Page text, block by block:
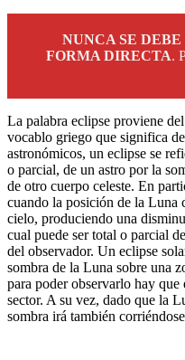
NUNCA SE
FORMA DIRECTA.
La palabra eclipse proviene
vocablo griego que significa
astronómicos, un eclipse se
o parcial, de un astro por la
de otro cuerpo celeste. En
cuando la posición de la Luna
cielo, produciendo una
cual puede ser total o parcial
del observador. Un eclipse
sombra de la Luna sobre una
para poder observarlo hay que
sector. A su vez, dado que la
sombra irá también